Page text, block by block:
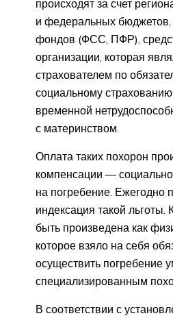
происходят за счет
и федеральных
фондов (ФСС, ПФР),
организации, которая
страхователем по
социальному
временной
с материнством.
Оплата таких похорон
компенсации —
на погребение. Ежегодно
индексация такой
быть произведена как
которое взяло на себя
осуществить погребение
специализированным
В соответствии с